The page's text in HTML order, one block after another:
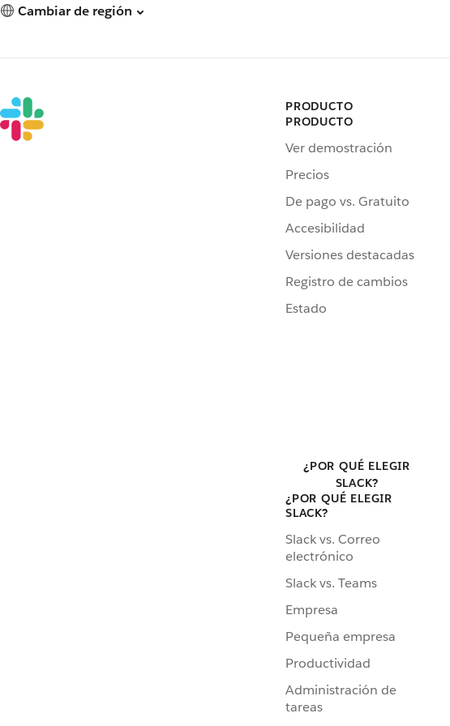
Cambiar de región
PRODUCTO
PRODUCTO
Ver demostración
Precios
De pago vs. Gratuito
Accesibilidad
Versiones destacadas
Registro de cambios
Estado
¿POR QUÉ ELEGIR
SLACK?
¿POR QUÉ ELEGIR
SLACK?
Slack vs. Correo
electrónico
Slack vs. Teams
Empresa
Pequeña empresa
Productividad
Administración de
tareas